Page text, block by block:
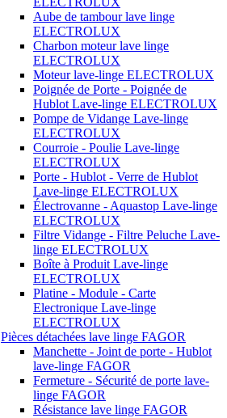
Aube de tambour lave linge
ELECTROLUX
Charbon moteur lave linge
ELECTROLUX
Moteur lave-linge ELECTROLUX
Poignée de Porte - Poignée de
Hublot Lave-linge ELECTROLUX
Pompe de Vidange Lave-linge
ELECTROLUX
Courroie - Poulie Lave-linge
ELECTROLUX
Porte - Hublot - Verre de Hublot
Lave-linge ELECTROLUX
Électrovanne - Aquastop Lave-linge
ELECTROLUX
Filtre Vidange - Filtre Peluche Lave-
linge ELECTROLUX
Boîte à Produit Lave-linge
ELECTROLUX
Platine - Module - Carte
Electronique Lave-linge
ELECTROLUX
Pièces détachées lave linge FAGOR
Manchette - Joint de porte - Hublot
lave-linge FAGOR
Fermeture - Sécurité de porte lave-
linge FAGOR
Résistance lave linge FAGOR